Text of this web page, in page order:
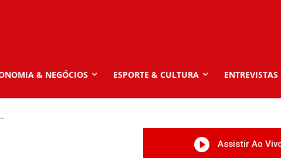
& NEGÓCIOS ESPORTE & CULTURA ENTREVISTAS
Assistir Ao